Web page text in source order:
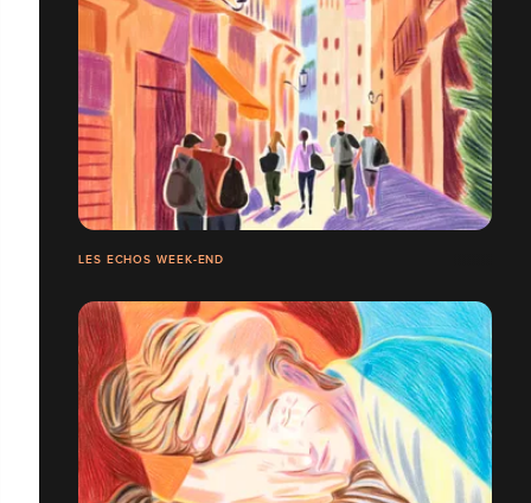
LES ECHOS WEEK-END